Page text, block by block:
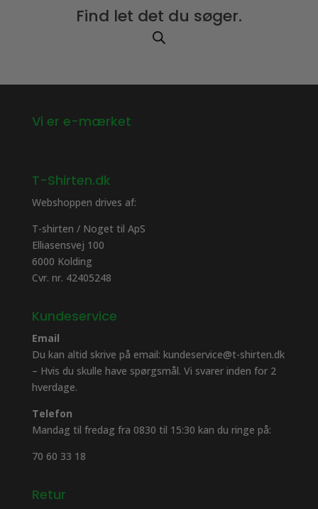
Find let det du søger.
Vi er e-mærket
T-Shirten.dk
Webshoppen drives af:
T-shirten / Noget til ApS
Elliasensvej 100
6000 Kolding
Cvr. nr. 42405248
Kundeservice
Email
Du kan altid skrive på email: kundeservice@t-shirten.dk
– Hvis du skulle have spørgsmål. Vi svarer inden for 2
hverdage.
Telefon
Mandag til fredag fra 0830 til 15:30 kan du ringe på:
70 60 33 18
Retur